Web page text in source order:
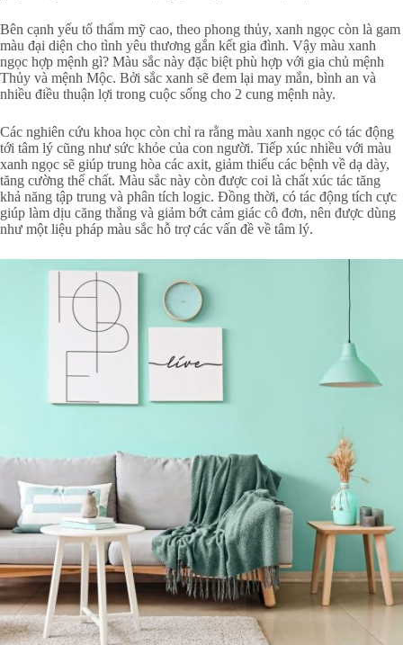
Bên cạnh yếu tố thẩm mỹ cao, theo phong thủy, xanh ngọc còn là gam
màu đại diện cho tình yêu thương gắn kết gia đình. Vậy màu xanh
ngọc hợp mệnh gì? Màu sắc này đặc biệt phù hợp với gia chủ mệnh
Thủy và mệnh Mộc. Bởi sắc xanh sẽ đem lại may mắn, bình an và
nhiều điều thuận lợi trong cuộc sống cho 2 cung mệnh này.
Các nghiên cứu khoa học còn chỉ ra rằng màu xanh ngọc có tác động
tới tâm lý cũng như sức khỏe của con người. Tiếp xúc nhiều với màu
xanh ngọc sẽ giúp trung hòa các axit, giảm thiểu các bệnh về dạ dày,
tăng cường thể chất. Màu sắc này còn được coi là chất xúc tác tăng
khả năng tập trung và phân tích logic. Đồng thời, có tác động tích cực
giúp làm dịu căng thẳng và giảm bớt cảm giác cô đơn, nên được dùng
như một liệu pháp màu sắc hỗ trợ các vấn đề về tâm lý.